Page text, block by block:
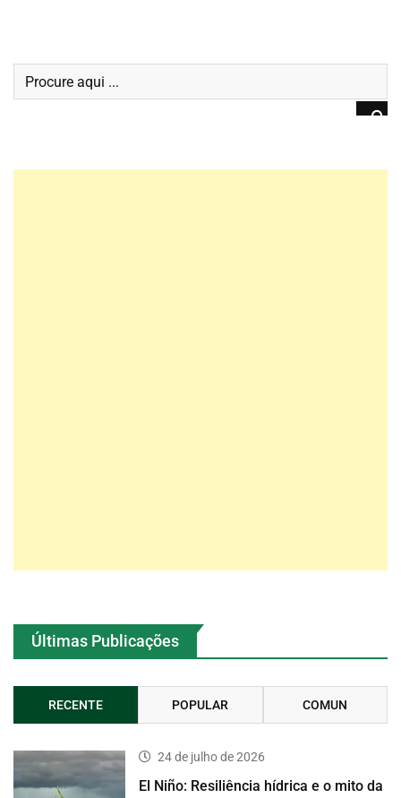
Últimas Publicações
RECENTE POPULAR COMUN
24 de julho de 2026
El Niño: Resiliência hídrica e o mito da